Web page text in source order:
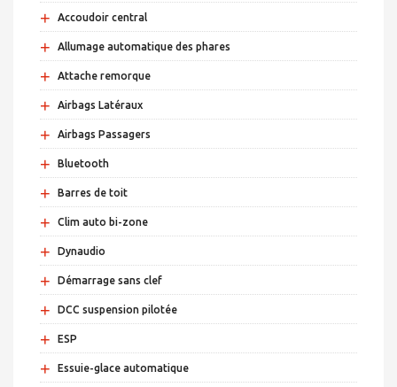
+ Accoudoir central
+ Allumage automatique des phares
+ Attache remorque
+ Airbags Latéraux
+ Airbags Passagers
+ Bluetooth
+ Barres de toit
+ Clim auto bi-zone
+ Dynaudio
+ Démarrage sans clef
+ DCC suspension pilotée
+ ESP
+ Essuie-glace automatique